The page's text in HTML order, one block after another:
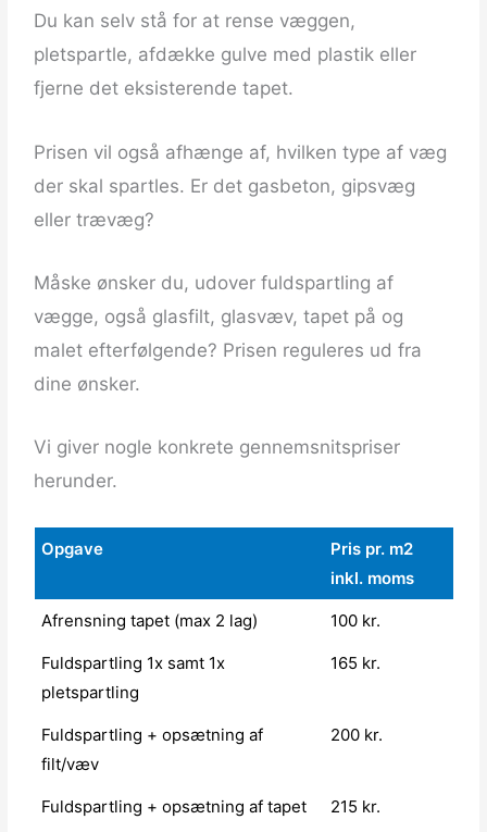
Du kan selv stå for at rense væggen,
pletspartle, afdække gulve med plastik eller
fjerne det eksisterende tapet.
Prisen vil også afhænge af, hvilken type af væg
der skal spartles. Er det gasbeton, gipsvæg
eller trævæg?
Måske ønsker du, udover fuldspartling af
vægge, også glasfilt, glasvæv, tapet på og
malet efterfølgende? Prisen reguleres ud fra
dine ønsker.
Vi giver nogle konkrete gennemsnitspriser
herunder.
Opgave
Pris pr. m2
inkl. moms
Afrensning tapet (max 2 lag) 100 kr.
Fuldspartling 1x samt 1x
pletspartling
165 kr.
Fuldspartling + opsætning af
filt/væv
200 kr.
Fuldspartling + opsætning af tapet 215 kr.